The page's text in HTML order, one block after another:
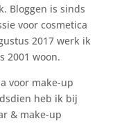
Bloggen is sinds
voor cosmetica
2017 werk ik
2001 woon.
voor make-up
heb ik bij
& make-up